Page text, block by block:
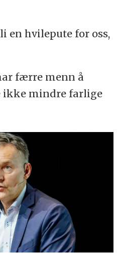
en hvilepute for oss,
færre menn å
ikke mindre farlige